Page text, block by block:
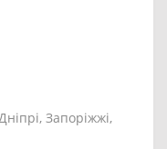
Запоріжжі,